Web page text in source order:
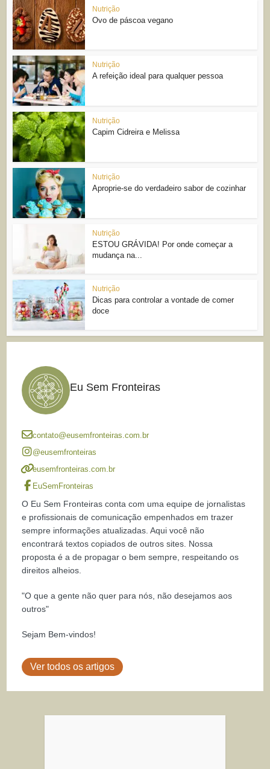
Nutrição
Ovo de páscoa vegano
Nutrição
A refeição ideal para qualquer pessoa
Nutrição
Capim Cidreira e Melissa
Nutrição
Aproprie-se do verdadeiro sabor de cozinhar
Nutrição
ESTOU GRÁVIDA! Por onde começar a
mudança na...
Nutrição
Dicas para controlar a vontade de comer
doce
Eu Sem Fronteiras
contato@eusemfronteiras.com.br
@eusemfronteiras
eusemfronteiras.com.br
EuSemFronteiras
O Eu Sem Fronteiras conta com uma equipe de jornalistas
e profissionais de comunicação empenhados em trazer
sempre informações atualizadas. Aqui você não
encontrará textos copiados de outros sites. Nossa
proposta é a de propagar o bem sempre, respeitando os
direitos alheios.
"O que a gente não quer para nós, não desejamos aos
outros"
Sejam Bem-vindos!
Ver todos os artigos